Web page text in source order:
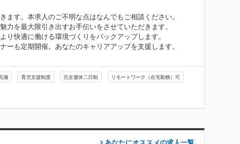
ます。本求人のご不明な点はなんでもご相談ください。
力を最大限引き出すお手伝いをさせていただきます。
り快適に働ける環境づくりをバックアップします。
ーも定期開催。あなたのキャリアアップを支援します。
備 育児支援制度 完全週休二日制 リモートワーク（在宅勤務）可